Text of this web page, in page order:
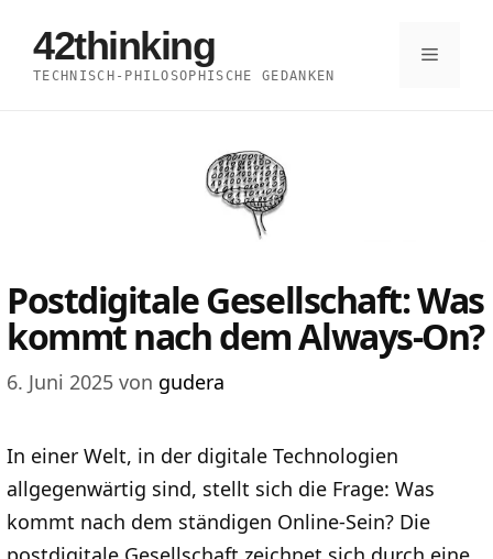
Inhalt
springen
42thinking
TECHNISCH-PHILOSOPHISCHE GEDANKEN
Menü
Postdigitale Gesellschaft: Was
kommt nach dem Always-On?
6. Juni 2025 von gudera
In einer Welt, in der digitale Technologien
allgegenwärtig sind, stellt sich die Frage: Was
kommt nach dem ständigen Online-Sein? Die